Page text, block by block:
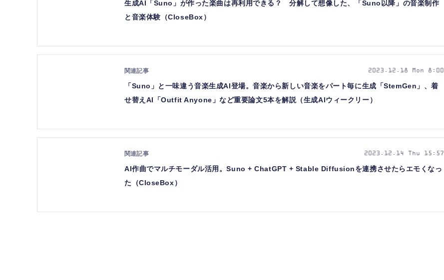
生成AI「Suno」が作った楽曲は再利用できる？ 分解して想像した、「Suno以降」の音楽制作
と音楽体験（CloseBox）
「Suno」と一味違う音楽生成AI登場。音楽から新しい音楽をパート毎に生成「StemGen」、着
せ替えAI「Outfit Anyone」など重要論文5本を解説（生成AIウィークリー）
2023.12.18 Mon 8:00
AI作曲でマルチモーダル活用。Suno + ChatGPT + Stable Diffusionを連携させたらエモくなっ
た（CloseBox）
2023.12.14 Thu 15:57